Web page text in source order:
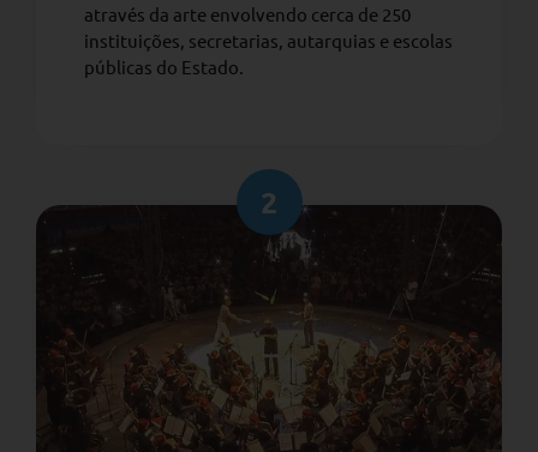
através da arte envolvendo cerca de 250
instituições, secretarias, autarquias e escolas
públicas do Estado.
2